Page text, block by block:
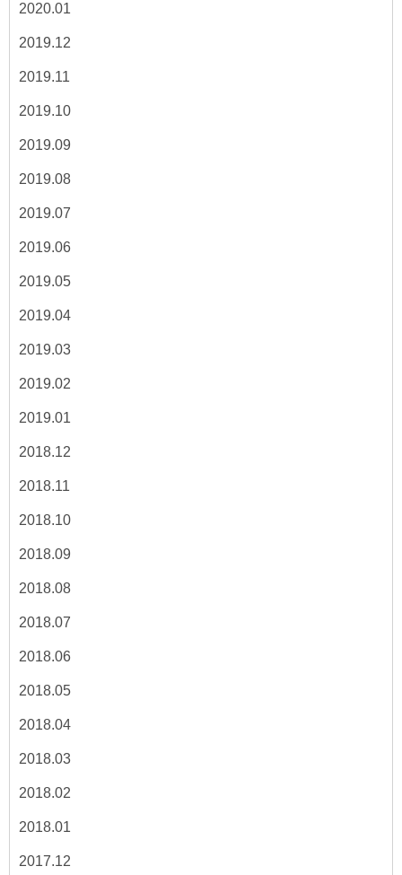
2020.01
2019.12
2019.11
2019.10
2019.09
2019.08
2019.07
2019.06
2019.05
2019.04
2019.03
2019.02
2019.01
2018.12
2018.11
2018.10
2018.09
2018.08
2018.07
2018.06
2018.05
2018.04
2018.03
2018.02
2018.01
2017.12